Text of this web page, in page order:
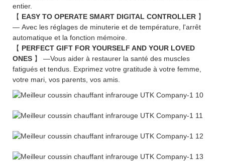
entier.
【 EASY TO OPERATE SMART DIGITAL CONTROLLER 】
— Avec les réglages de minuterie et de température, l'arrêt
automatique et la fonction mémoire.
【 PERFECT GIFT FOR YOURSELF AND YOUR LOVED
ONES 】 —Vous aider à restaurer la santé des muscles
fatigués et tendus. Exprimez votre gratitude à votre femme,
votre mari, vos parents, vos amis.